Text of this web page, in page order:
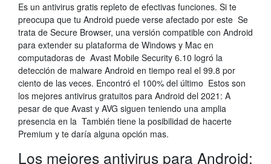
Es un antivirus gratis repleto de efectivas funciones. Si te
preocupa que tu Android puede verse afectado por este Se
trata de Secure Browser, una versión compatible con Android
para extender su plataforma de Windows y Mac en
computadoras de Avast Mobile Security 6.10 logró la
detección de malware Android en tiempo real el 99.8 por
ciento de las veces. Encontró el 100% del último Estos son
los mejores antivirus gratuitos para Android del 2021: A
pesar de que Avast y AVG siguen teniendo una amplia
presencia en la También tiene la posibilidad de hacerte
Premium y te daría alguna opción mas.
Los mejores antivirus para Android: